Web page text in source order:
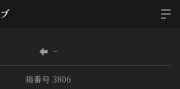
−
箱番号 3806